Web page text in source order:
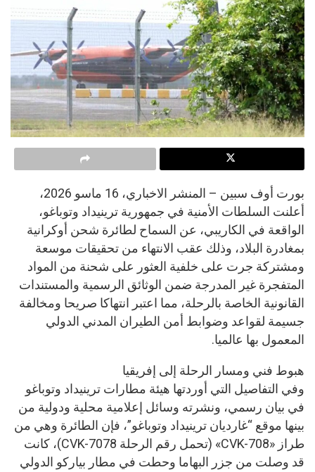
بورت أوف سبين – المنشر الاخباري، 16 ماسو 2026،
أعلنت السلطات الأمنية في جمهورية ترينيداد وتوباغو،
الواقعة في الكاريبي، عن السماح لطائرة شحن أوكرانية
بمغادرة البلاد، وذلك عقب الانتهاء من تحقيقات موسعة
ومشتركة جرت على خلفية العثور على شحنة من المواد
المتفجرة غير المدرجة ضمن الوثائق الرسمية والمستندات
القانونية الخاصة بالرحلة، مما اعتبر انتهاكا صريحا ومخالفة
جسيمة لقواعد وضوابط أمن الطيران المدني الدولي
المعمول بها عالميا.
هبوط فني ومسار الرحلة إلى إفريقيا
وفي التفاصيل التي أوردتها هيئة مطارات ترينيداد وتوباغو
في بيان رسمي، ونشرته وسائل إعلامية محلية ودولية من
بينها موقع “غارديان ترينيداد وتوباغو”، فإن الطائرة وهي من
طراز «CVK-708» (تحمل رقم الرحلة CVK-7078)، كانت
قد وصلت من جزر البهاما وحطت في مطار بياركو الدولي